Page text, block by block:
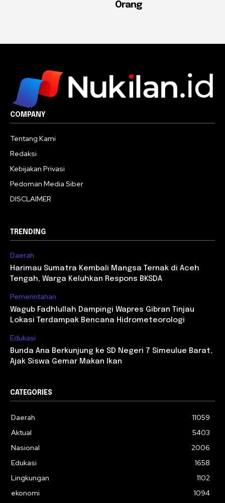
Orang
COMPANY
Tentang Kami
Redaksi
Kebijakan Privasi
Pedoman Media Siber
DISCLAIMER
TRENDING
Daerah
Harimau Sumatra Kembali Mangsa Ternak di Aceh
Tengah, Warga Keluhkan Respons BKSDA
Pemerintahan
Wagub Fadhlullah Dampingi Wapres Gibran Tinjau
Lokasi Terdampak Bencana Hidrometeorologi
Edukasi
Bunda Ana Berkunjung ke SD Negeri 7 Simeulue Barat,
Ajak Siswa Gemar Makan Ikan
CATEGORIES
Daerah
11059
Aktual
5403
Nasional
2006
Edukasi
1658
Lingkungan
1102
ekonomi
1094